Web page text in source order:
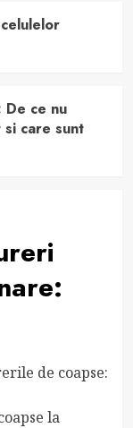
ce nu
care sunt
de coapse:
la